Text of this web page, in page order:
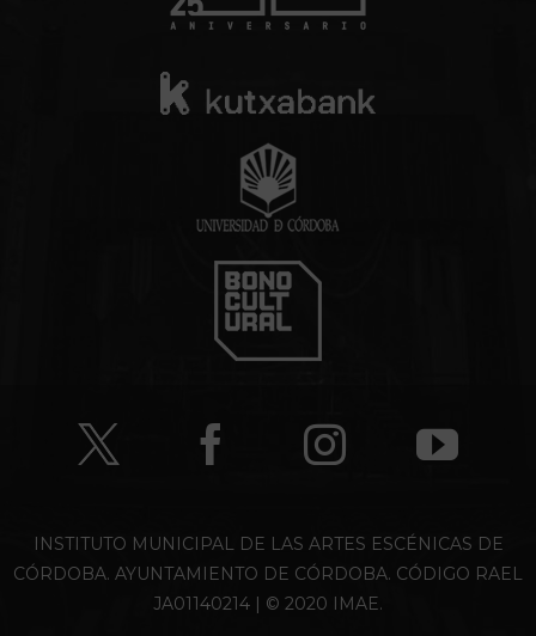
INSTITUTO MUNICIPAL DE LAS ARTES ESCÉNICAS DE
CÓRDOBA. AYUNTAMIENTO DE CÓRDOBA. CÓDIGO RAEL
JA01140214 | © 2020 IMAE.